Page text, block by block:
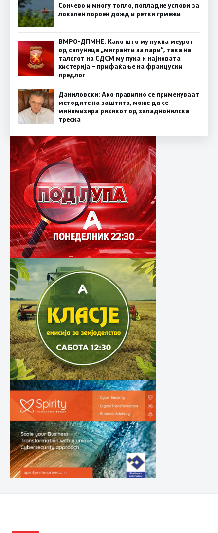
Сончево и многу топло, попладне услови за
локален пороен дожд и ретки грмежи
ВМРО-ДПМНЕ: Како што му пукна меурот
од сапуница „мигранти за пари“, така на
талогот на СДСМ му пука и најновата
хистерија – прифаќање на француски
предлог
Даниловски: Ако правилно се применуваат
методите на заштита, може да се
минимизира ризикот од западнонилска
треска